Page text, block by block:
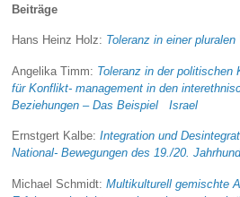
Beiträge
Hans Heinz Holz: Toleranz in einer
Angelika Timm: Toleranz in der politischen
für Konflikt- management in den
Beziehungen – Das Beispiel Israel
Ernstgert Kalbe:Integration und
National- Bewegungen des 19./20.
Michael Schmidt:Multikulturell gemischte